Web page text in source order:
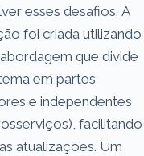
esses desafios. A
foi criada utilizando
que divide
em partes
e independentes
facilitando
atualizações. Um